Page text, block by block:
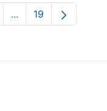
Use pestaña para
...PáxinasPáxina
19